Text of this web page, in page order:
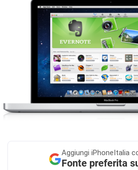
Aggiungi iPhoneItalia
Fonte preferita